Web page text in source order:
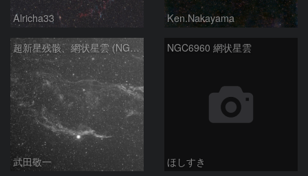
Alricha33 Ken.Nakayama
超新星残骸、網状星雲 (NGC6960)
武田敬一
NGC6960 網状星雲
ほしすき